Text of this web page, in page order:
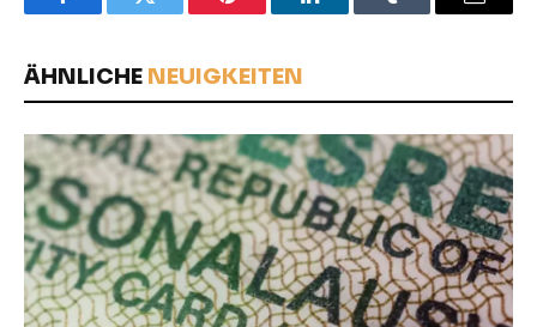
FacebookTwitter Pinterest LinkedInTumblr Email
ÄHNLICHE NEUIGKEITEN